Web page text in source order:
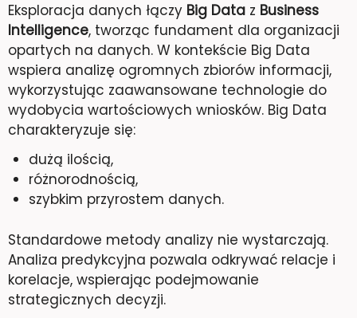
Eksploracja danych łączy Big Data z Business
Intelligence, tworząc fundament dla organizacji
opartych na danych. W kontekście Big Data
wspiera analizę ogromnych zbiorów informacji,
wykorzystując zaawansowane technologie do
wydobycia wartościowych wniosków. Big Data
charakteryzuje się:
dużą ilością,
różnorodnością,
szybkim przyrostem danych.
Standardowe metody analizy nie wystarczają.
Analiza predykcyjna pozwala odkrywać relacje i
korelacje, wspierając podejmowanie
strategicznych decyzji.